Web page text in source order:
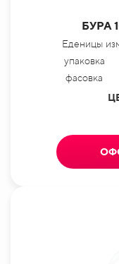
БУРА
Еденицы
упаковка
фасовка